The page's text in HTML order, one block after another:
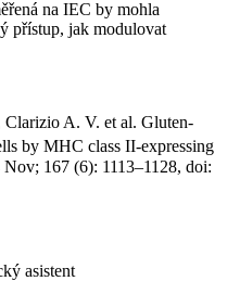
na IEC by mohla
přístup, jak modulovat
A. V. et al. Gluten-
by MHC class II-expressing
Nov; 167 (6): 1113–1128, doi:
asistent